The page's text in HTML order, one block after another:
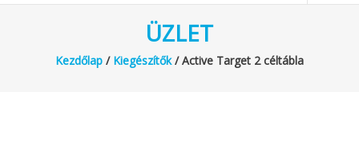
ÜZLET
Kezdőlap/ Kiegészítők/ Active Target 2 céltábla